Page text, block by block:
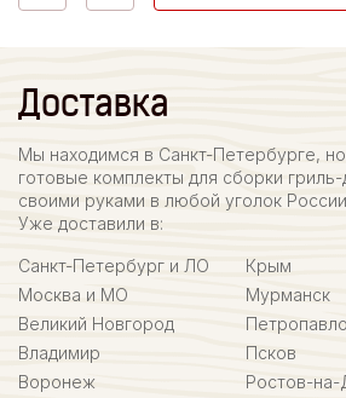
Доставка
Мы находимся в Санкт-Петербурге,
готовые комплекты для сборки
своими руками в любой уголок
Уже доставили в:
Санкт-Петербург и ЛО
Москва и МО
Великий Новгород
Владимир
Воронеж
Крым
Мурманск
Псков
Ростов-